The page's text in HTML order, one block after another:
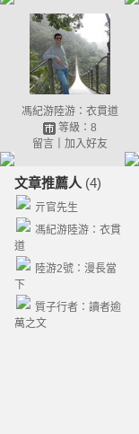
馮紀游陸游：衣貫道
等級：8
留言｜ 加入好友
文章推薦人 (4)
亓官先生
馮紀游陸游：衣貫
道
陸游2號：漫長當
下
質子行者：讀者逾
萬之文